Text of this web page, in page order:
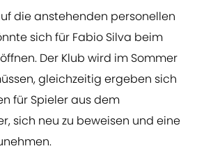
die anstehenden personellen
sich für Fabio Silva beim
Der Klub wird im Sommer
gleichzeitig ergeben sich
für Spieler aus dem
sich neu zu beweisen und eine